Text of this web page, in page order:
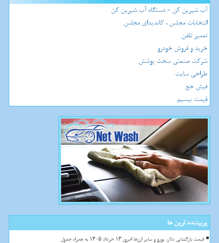
آب شیرین کن - دستگاه آب شیرین کن
انتخابات مجلس ، کاندیدای مجلس
تعمیر تلفن
خرید و فروش خودرو
شرکت صنعتی سخت پوشش
طراحی سایت
فیش حج
قیمت بیسیم
پربیننده ترین ها
قیمت بازگشایی دلار، یورو و سایر ارزها امروز ۱۳ خرداد ۱۴۰۵ به همراه جدول